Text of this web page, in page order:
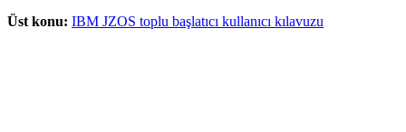
Üst konu: IBM JZOS toplu başlatıcı kullanıcı kılavuzu